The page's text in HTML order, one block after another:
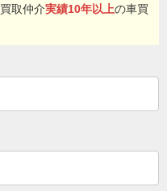
買取仲介実績10年以上の車買